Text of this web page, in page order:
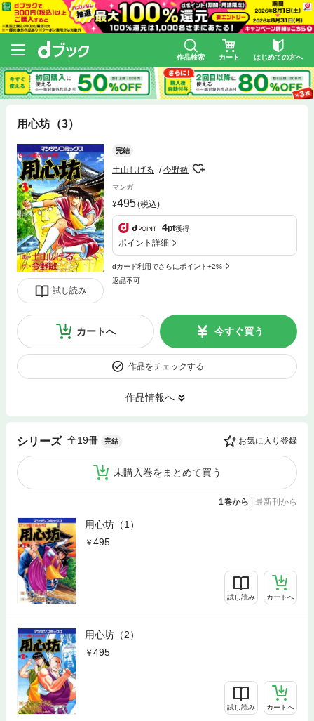
作品検索 カート はじめての方へ
用心坊（3）
試し読み
完結
土山しげる 今野敏
マンガ
495(税込)
4pt獲得
ポイント詳細
dカード利用でさらにポイント+2%
返品不可
カートへ 今すぐ買う
作品をチェックする
作品情報へ
シリーズ 全19冊 完結 お気に入り登録
未購入巻をまとめて買う
1巻から | 最新刊から
用心坊（1）
495
試し読み カートへ
用心坊（2）
495
試し読み カートへ